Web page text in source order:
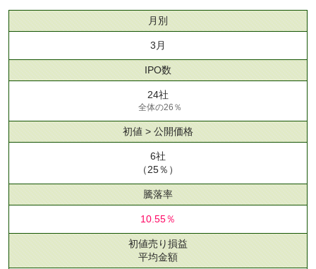
月別
3月
IPO数
24社
全体の26％
初値 > 公開価格
6社
（25％）
騰落率
10.55％
初値売り損益
平均金額